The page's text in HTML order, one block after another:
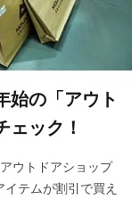
始の「アウト
ェック！
ウトドアショップ
テムが割引で買え